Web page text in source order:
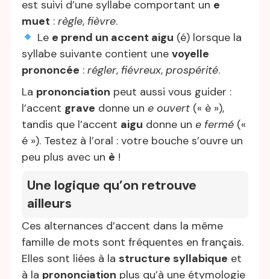
est suivi d’une syllabe comportant un e
muet : règle, fièvre.
Le e prend un accent aigu (é) lorsque la
syllabe suivante contient une voyelle
prononcée : régler, fiévreux, prospérité.
La prononciation peut aussi vous guider :
l’accent grave donne un e ouvert (« è »),
tandis que l’accent aigu donne un e fermé («
é »). Testez à l’oral : votre bouche s’ouvre un
peu plus avec un è !
Une logique qu’on retrouve
ailleurs
Ces alternances d’accent dans la même
famille de mots sont fréquentes en français.
Elles sont liées à la structure syllabique et
à la prononciation plus qu’à une étymologie